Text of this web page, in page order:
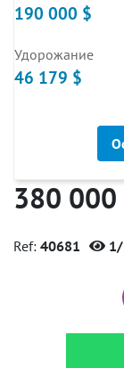
190 000 $
Удорожание
46 179 $
380 000
Ref: 40681